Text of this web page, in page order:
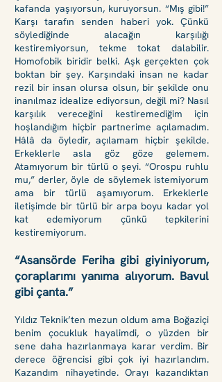
kafanda yaşıyorsun, kuruyorsun. “Mış gibi!”
Karşı tarafın senden haberi yok. Çünkü
söylediğinde alacağın karşılığı
kestiremiyorsun, tekme tokat dalabilir.
Homofobik biridir belki. Aşk gerçekten çok
boktan bir şey. Karşındaki insan ne kadar
rezil bir insan olursa olsun, bir şekilde onu
inanılmaz idealize ediyorsun, değil mi? Nasıl
karşılık vereceğini kestiremediğim için
hoşlandığım hiçbir partnerime açılamadım.
Hâlâ da öyledir, açılamam hiçbir şekilde.
Erkeklerle asla göz göze gelemem.
Atamıyorum bir türlü o şeyi. “Orospu ruhlu
mu,” derler, öyle de söylemek istemiyorum
ama bir türlü aşamıyorum. Erkeklerle
iletişimde bir türlü bir arpa boyu kadar yol
kat edemiyorum çünkü tepkilerini
kestiremiyorum.
“Asansörde Feriha gibi giyiniyorum,
çoraplarımı yanıma alıyorum. Bavul
gibi çanta.”
Yıldız Teknik’ten mezun oldum ama Boğaziçi
benim çocukluk hayalimdi, o yüzden bir
sene daha hazırlanmaya karar verdim. Bir
derece öğrencisi gibi çok iyi hazırlandım.
Kazandım nihayetinde. Orayı kazandıktan